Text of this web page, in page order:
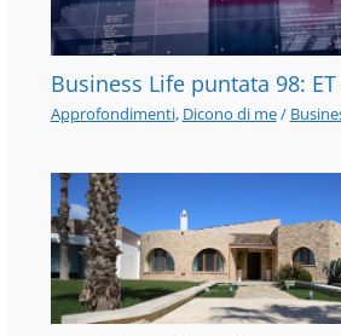
Business Life puntata 98:
Approfondimenti, Dicono di me/